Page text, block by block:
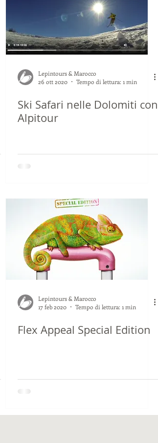
Lepintours & Marocco
26 ott 2020
Tempo di lettura: 1 min
Ski Safari nelle Dolomiti con
Alpitour
Lepintours & Marocco
17 feb 2020
Tempo di lettura: 1 min
Flex Appeal Special Edition